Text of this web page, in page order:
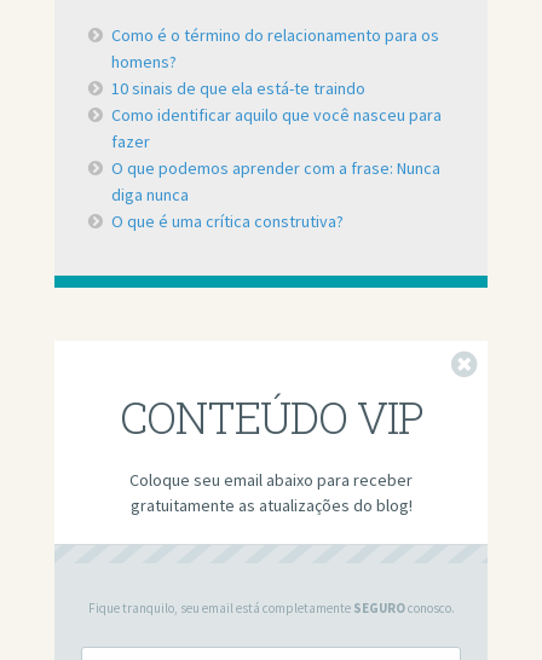
Como é o término do relacionamento para os
homens?
10 sinais de que ela está-te traindo
Como identificar aquilo que você nasceu para
fazer
O que podemos aprender com a frase: Nunca
diga nunca
O que é uma crítica construtiva?
CONTEÚDO VIP
Coloque seu email abaixo para receber
gratuitamente as atualizações do blog!
Fique tranquilo, seu email está completamente SEGUROconosco.